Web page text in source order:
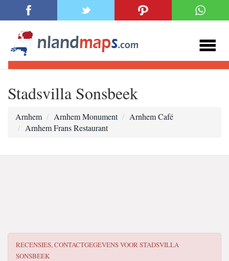
Stadsvilla Sonsbeek
Arnhem Arnhem Monument
Arnhem Café
Arnhem Frans Restaurant
RECENSIES, CONTACTGEGEVENS VOORSTADSVILLA
SONSBEEK